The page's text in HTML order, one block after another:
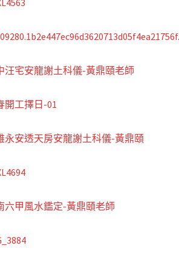
汪宅安龍謝土科儀-黃鼎頤老師
開工擇日-01
永安透天房安龍謝土科儀-黃鼎頤
六甲風水鑑定-黃鼎頤老師